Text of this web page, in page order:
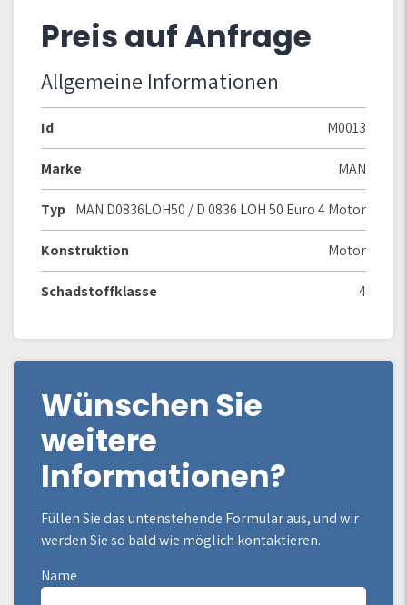
Preis auf Anfrage
Allgemeine Informationen
Id M0013
Marke MAN
Typ MAN D0836LOH50 / D 0836 LOH 50 Euro 4 Motor
Konstruktion Motor
Schadstoffklasse 4
Wünschen Sie
weitere
Informationen?
Füllen Sie das untenstehende Formular aus, und wir
werden Sie so bald wie möglich kontaktieren.
Name